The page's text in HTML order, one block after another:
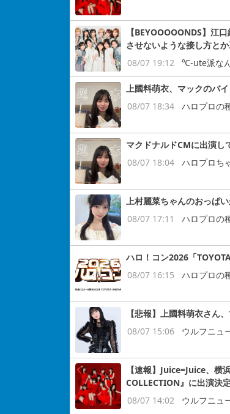
【BEYOOOOONDS】江
させないような接し方と
08/07 19:12
℃-ute派な
上國料萌衣、マックのバ
08/07 18:34
ハロプロの
マクドナルドCMに出演し
08/07 18:04
ハロプロち
上村麗菜ちゃんのおっぱ
08/07 17:11
ハロプロの
ハロ！コン2026「
08/07 16:15
ハロプロの
【悲報】上國料萌衣さん
08/07 15:06
ウルフニュ
【速報】Juice=Juice、
COLLECTION』に出演決
08/07 14:02
ウルフニュ